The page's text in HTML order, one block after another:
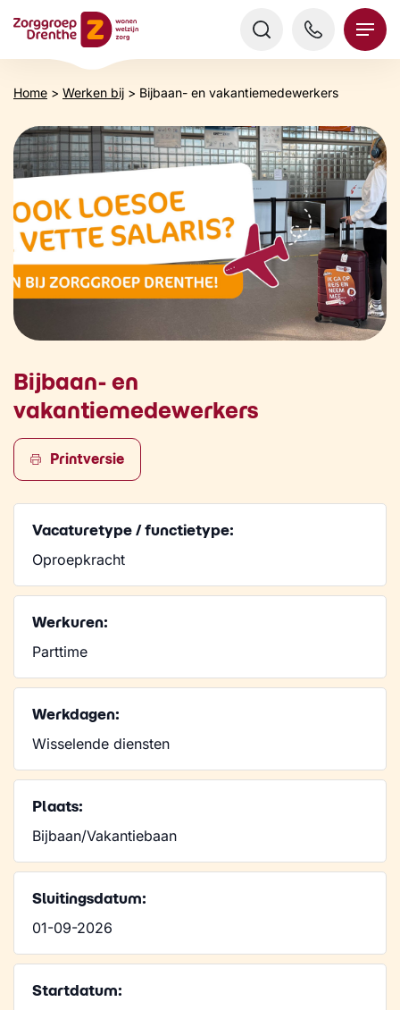
naar
content
Home > Werken bij > Bijbaan- en vakantiemedewerkers
Bijbaan- en
vakantiemedewerkers
Printversie
Vacaturetype / functietype:
Oproepkracht
Werkuren:
Parttime
Werkdagen:
Wisselende diensten
Plaats:
Bijbaan/Vakantiebaan
Sluitingsdatum:
01-09-2026
Startdatum: